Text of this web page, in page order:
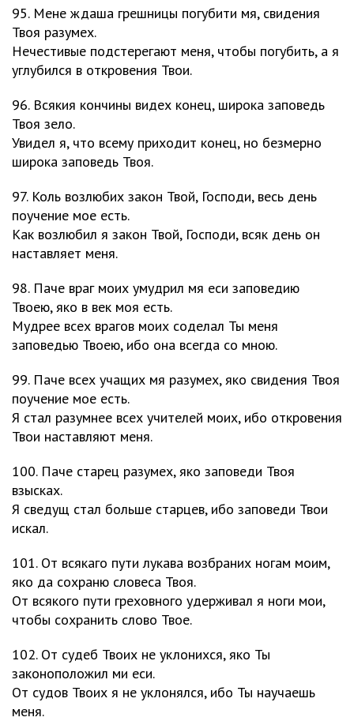
95. Мене ждаша грешницы погубити мя, свидения
Твоя разумех.
Нечестивые подстерегают меня, чтобы погубить, а я
углубился в откровения Твои.
96. Всякия кончины видех конец, широка заповедь
Твоя зело.
Увидел я, что всему приходит конец, но безмерно
широка заповедь Твоя.
97. Коль возлюбих закон Твой, Господи, весь день
поучение мое есть.
Как возлюбил я закон Твой, Господи, всяк день он
наставляет меня.
98. Паче враг моих умудрил мя еси заповедию
Твоею, яко в век моя есть.
Мудрее всех врагов моих соделал Ты меня
заповедью Твоею, ибо она всегда со мною.
99. Паче всех учащих мя разумех, яко свидения Твоя
поучение мое есть.
Я стал разумнее всех учителей моих, ибо откровения
Твои наставляют меня.
100. Паче старец разумех, яко заповеди Твоя
взысках.
Я сведущ стал больше старцев, ибо заповеди Твои
искал.
101. От всякаго пути лукава возбраних ногам моим,
яко да сохраню словеса Твоя.
От всякого пути греховного удерживал я ноги мои,
чтобы сохранить слово Твое.
102. От судеб Твоих не уклонихся, яко Ты
законоположил ми еси.
От судов Твоих я не уклонялся, ибо Ты научаешь
меня.